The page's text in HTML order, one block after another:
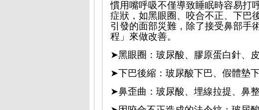
慣用嘴呼吸不僅導致睡眠時容易打
症狀，如黑眼圈、咬合不正、下巴
引發的面部災難，除了接受鼻部手
程」來做改善。
➤黑眼圈：玻尿酸、膠原蛋白針、
➤下巴後縮：玻尿酸下巴、假體墊下
➤鼻歪曲：玻尿酸、埋線拉提、鼻整